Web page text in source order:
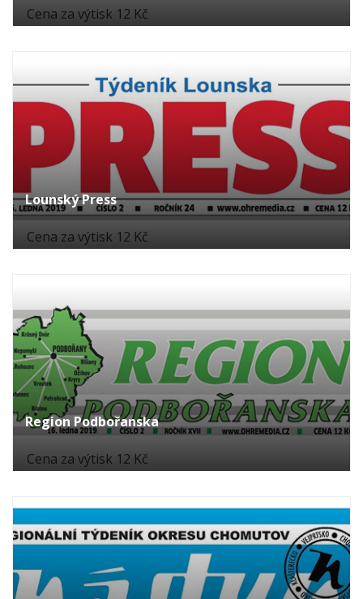
Cena za výtisk 12 Kč
Lounský Press
Cena za výtisk 12 Kč
Region Podbořanska
Cena za výtisk 12 Kč